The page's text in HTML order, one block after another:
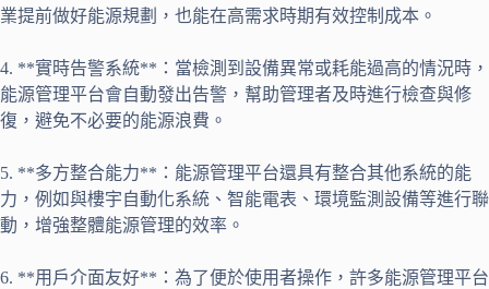
業提前做好能源規劃，也能在高需求時期有效控制成本。
4. **實時告警系統**：當檢測到設備異常或耗能過高的情況時，
能源管理平台會自動發出告警，幫助管理者及時進行檢查與修
復，避免不必要的能源浪費。
5. **多方整合能力**：能源管理平台還具有整合其他系統的能
力，例如與樓宇自動化系統、智能電表、環境監測設備等進行聯
動，增強整體能源管理的效率。
6. **用戶介面友好**：為了便於使用者操作，許多能源管理平台